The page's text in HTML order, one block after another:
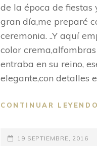
de la época de
gran día,me preparé
ceremonia. ..Y aquí
color
entraba en su reino,
elegante,con detalles
CONTINUAR LEYENDO
PUBLICADO
19 SEPTIEMBRE, 2016